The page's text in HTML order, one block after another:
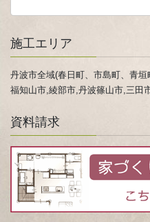
施工エリア
丹波市全域(春日町、市島町、青
福知山市,綾部市,丹波篠山市,三田
資料請求